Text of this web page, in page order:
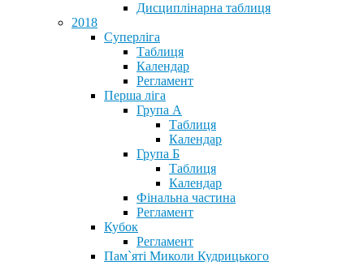
Дисциплінарна таблиця
2018
Суперліга
Таблиця
Календар
Регламент
Перша ліга
Група А
Таблиця
Календар
Група Б
Таблиця
Календар
Фінальна частина
Регламент
Кубок
Регламент
Пам`яті Миколи Кудрицького